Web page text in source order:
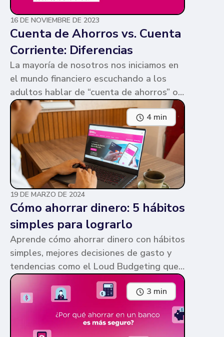
16 DE NOVIEMBRE DE 2023
Cuenta de Ahorros vs. Cuenta
Corriente: Diferencias
La mayoría de nosotros nos iniciamos en
el mundo financiero escuchando a los
adultos hablar de “cuenta de ahorros” o
“cuenta corriente”. Ambas cuentas
parecen similares y puede ser confuso,
pero te contamos en qué consiste cada
una y sus diferencias.
4 min
19 DE MARZO DE 2024
Cómo ahorrar dinero: 5 hábitos
simples para lograrlo
Aprende cómo ahorrar dinero con hábitos
simples, mejores decisiones de gasto y
tendencias como el Loud Budgeting que
pueden ayudarte a cumplir tus metas.
3 min